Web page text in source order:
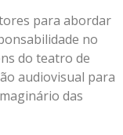
para abordar
no
do teatro de
audiovisual para
das